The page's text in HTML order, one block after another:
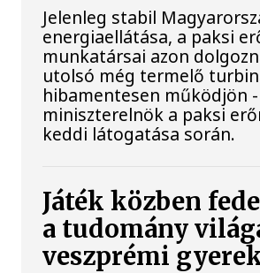
Jelenleg stabil
energiaellátása, a paksi
munkatársai azon
utolsó még termelő
hibamentesen működjön
miniszterelnök a paksi
keddi látogatása során.
Játék közben
a tudomány
veszprémi